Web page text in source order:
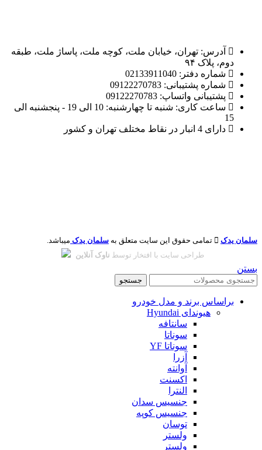
آدرس: تهران، خیابان ملت، کوچه ملت، پاساژ ملت، طبقه
دوم، پلاک ۹۴
شماره دفتر: 02133911040
شماره پشتیبانی: 09122270783
پشتیبانی واتساپ: 09122270783
ساعت کاری: شنبه تا چهارشنبه: 10 الی 19 - پنجشنبه الی
15
دارای 4 انبار در نقاط مختلف تهران و کشور
سلمان یدک تمامی حقوق این سایت متعلق به سلمان یدک میباشد.
طراحی سایت با افتخار توسط ناوک آنلاین
بستن
جستجو
براساس برند و مدل خودرو
هیوندای Hyundai
سانتافه
سوناتا
سوناتا YF
آزرا
آوانته
اکسنت
النترا
جنسیس سدان
جنسیس کوپه
توسان
ولستر
ولستر